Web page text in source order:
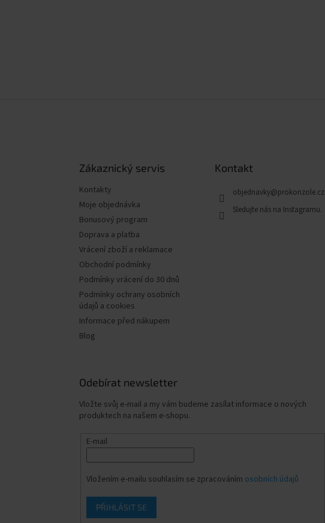
Zákaznický servis
Kontakty
Moje objednávka
Bonusový program
Doprava a platba
Vrácení zboží a reklamace
Obchodní podmínky
Podmínky vrácení do 30 dnů
Podmínky ochrany osobních
údajů a cookies
Informace před nákupem
Blog
Kontakt
objednavky@prokonzole.cz
Odebírat newsletter
Vložte svůj e-mail a my vám budeme zasílat informace o nových
produktech na našem e-shopu.
E-mail
Vložením e-mailu souhlasím se zpracováním osobních údajů
PŘIHLÁSIT SE